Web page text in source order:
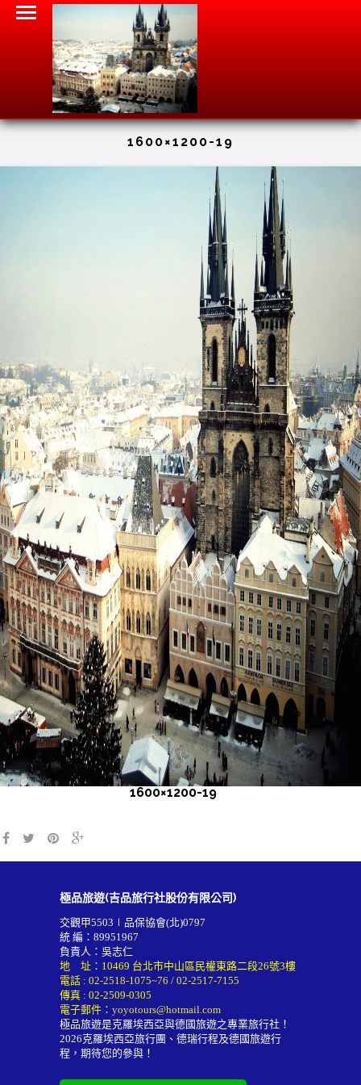
1600×1200-19
1600×1200-19
極品旅遊(吉品旅行社股份有限公司)
交觀甲5503∣品保協會(北)0797
統 編：89951967
負責人：吳志仁
地 址：10469 台北市中山區民權東路二段26號3樓
電話 : 02-2518-1075~76 / 02-2517-7155
傳真 : 02-2509-0305
電子郵件： yoyotours@hotmail.com
極品旅遊是克羅埃西亞與德國旅遊之專業旅行社！
2026克羅埃西亞旅行團 、德瑞行程及德國旅遊行
程 ，期待您的參與！